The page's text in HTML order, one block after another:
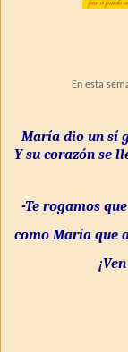
En esta
María dio un sí
Y su corazón se
-Te rogamos
como María que